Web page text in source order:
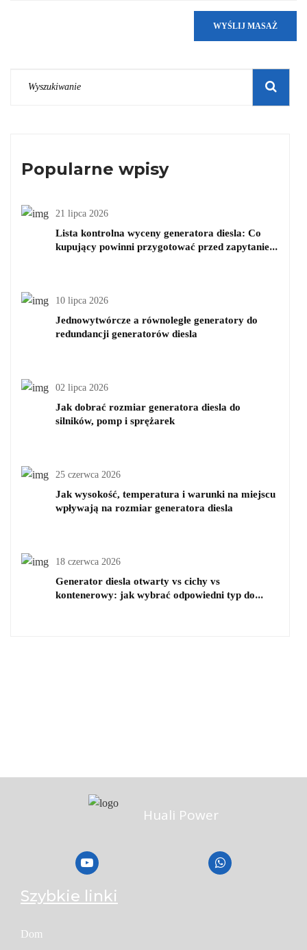
WYŚLIJ MASAŻ
Popularne wpisy
21 lipca 2026
Lista kontrolna wyceny generatora diesla: Co
kupujący powinni przygotować przed zapytaniem
10 lipca 2026
Jednowytwórcze a równoległe generatory do
redundancji generatorów diesla
02 lipca 2026
Jak dobrać rozmiar generatora diesla do
silników, pomp i sprężarek
25 czerwca 2026
Jak wysokość, temperatura i warunki na miejscu
wpływają na rozmiar generatora diesla
18 czerwca 2026
Generator diesla otwarty vs cichy vs
kontenerowy: jak wybrać odpowiedni typ do
Huali Power
Szybkie linki
Dom